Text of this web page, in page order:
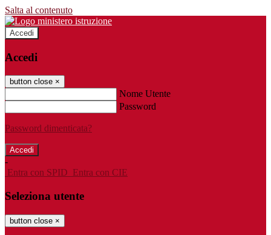
Salta al contenuto
Accedi
Accedi
button close ×
Nome Utente
Password
Password dimenticata?
-
Entra con SPID Entra con CIE
Seleziona utente
button close ×